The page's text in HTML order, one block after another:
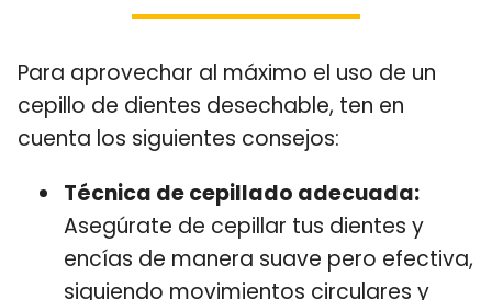
Para aprovechar al máximo el uso de un
cepillo de dientes desechable, ten en
cuenta los siguientes consejos:
Técnica de cepillado adecuada:
Asegúrate de cepillar tus dientes y
encías de manera suave pero efectiva,
siguiendo movimientos circulares y